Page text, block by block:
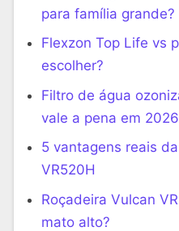
para família grande?
Flexzon Top Life vs
escolher?
Filtro de água
vale a pena em
5 vantagens reais
VR520H
Roçadeira Vulcan
mato alto?